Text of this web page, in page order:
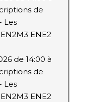
de
Les
ENE2
de 14:00 à
de
Les
ENE2